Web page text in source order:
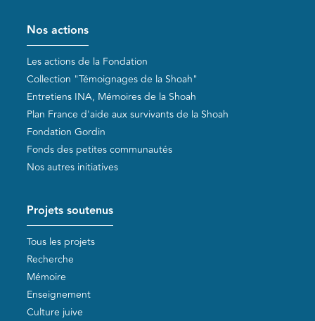
Pied de page
Nos actions
Les actions de la Fondation
Collection "Témoignages de la Shoah"
Entretiens INA, Mémoires de la Shoah
Plan France d'aide aux survivants de la Shoah
Fondation Gordin
Fonds des petites communautés
Nos autres initiatives
Projets soutenus
Tous les projets
Recherche
Mémoire
Enseignement
Culture juive